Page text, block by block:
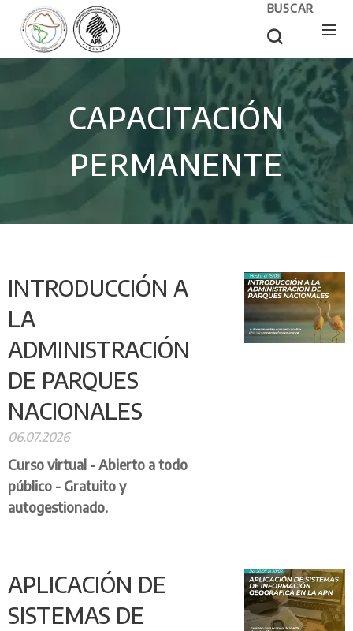
BUSCAR
CAPACITACIÓN
PERMANENTE
INTRODUCCIÓN A
LA
ADMINISTRACIÓN
DE PARQUES
NACIONALES
06.07.2026
Curso virtual - Abierto a todo
público - Gratuito y
autogestionado.
APLICACIÓN DE
SISTEMAS DE